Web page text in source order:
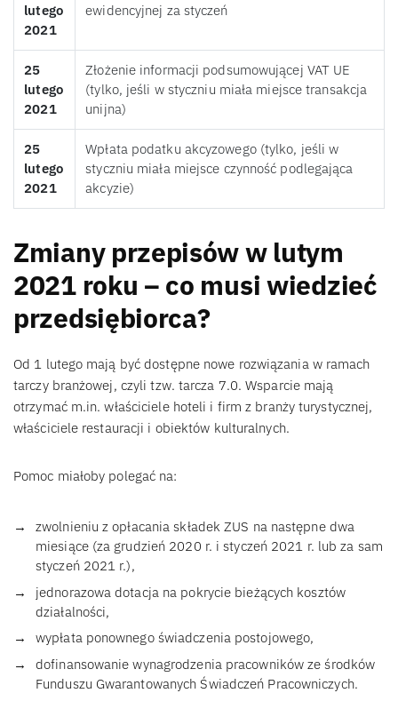
lutego
2021
ewidencyjnej za styczeń
25
lutego
2021
Złożenie informacji podsumowującej VAT UE
(tylko, jeśli w styczniu miała miejsce transakcja
unijna)
25
lutego
2021
Wpłata podatku akcyzowego (tylko, jeśli w
styczniu miała miejsce czynność podlegająca
akcyzie)
Zmiany przepisów w lutym
2021 roku – co musi wiedzieć
przedsiębiorca?
Od 1 lutego mają być dostępne nowe rozwiązania w ramach
tarczy branżowej, czyli tzw. tarcza 7.0. Wsparcie mają
otrzymać m.in. właściciele hoteli i firm z branży turystycznej,
właściciele restauracji i obiektów kulturalnych.
Pomoc miałoby polegać na:
zwolnieniu z opłacania składek ZUS na następne dwa
miesiące (za grudzień 2020 r. i styczeń 2021 r. lub za sam
styczeń 2021 r.),
jednorazowa dotacja na pokrycie bieżących kosztów
działalności,
wypłata ponownego świadczenia postojowego,
dofinansowanie wynagrodzenia pracowników ze środków
Funduszu Gwarantowanych Świadczeń Pracowniczych.